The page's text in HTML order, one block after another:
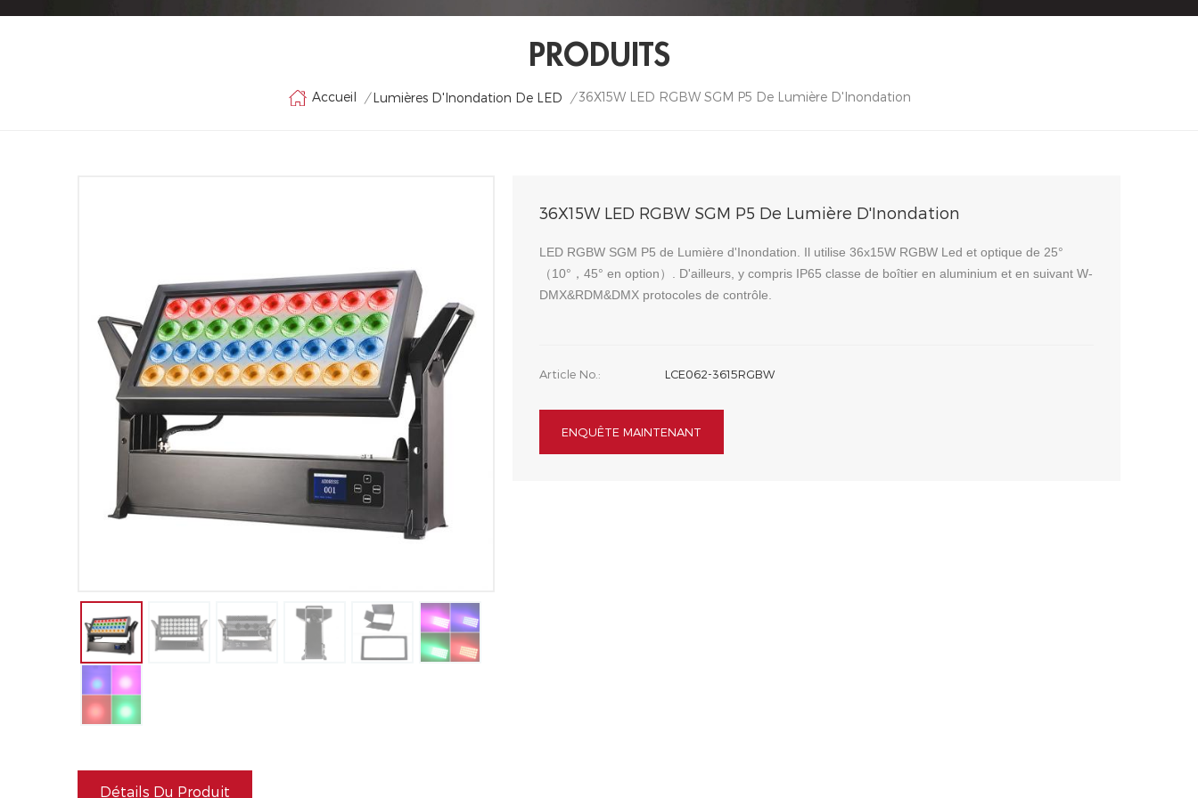
PRODUITS
Accueil / Lumières D'Inondation De LED / 36X15W LED RGBW SGM P5 De Lumière D'Inondation
36X15W LED RGBW SGM P5 De Lumière D'Inondation
LED RGBW SGM P5 de Lumière d'Inondation. Il utilise 36x15W RGBW Led et optique de 25°
（10°，45° en option）. D'ailleurs, y compris IP65 classe de boîtier en aluminium et en suivant W-
DMX&RDM&DMX protocoles de contrôle.
Article No.: LCE062-3615RGBW
ENQUÊTE MAINTENANT
Détails Du Produit